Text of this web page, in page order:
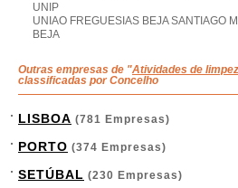
UNIP
UNIAO FREGUESIAS BEJA SANTIAGO
BEJA
Outras empresas de "Atividades de
classificadas por Concelho
LISBOA (781 Empresas)
PORTO (374 Empresas)
SETÚBAL (230 Empresas)